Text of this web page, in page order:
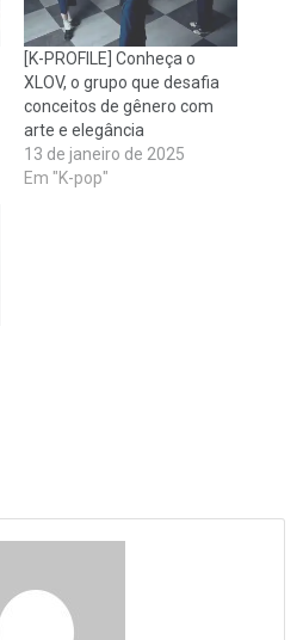
[K-PROFILE] Conheça o
XLOV, o grupo que desafia
conceitos de gênero com
arte e elegância
13 de janeiro de 2025
Em "K-pop"